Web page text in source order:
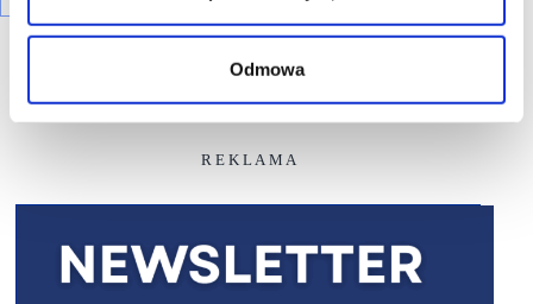
Odmowa
R E K L A M A